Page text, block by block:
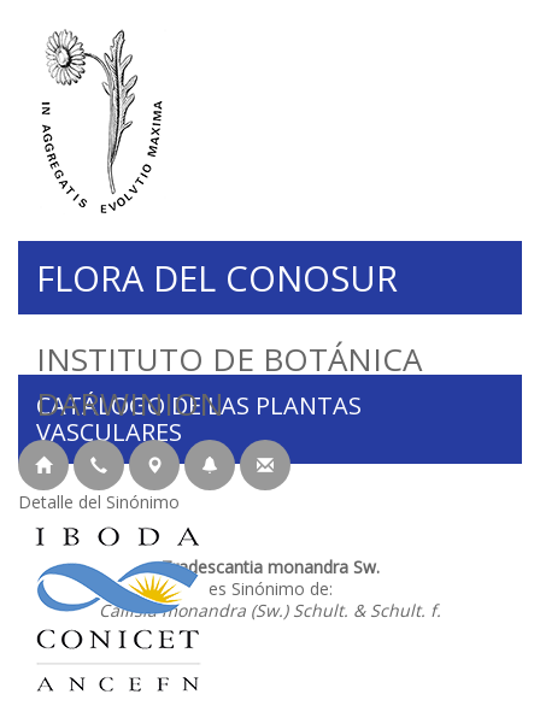
INSTITUTO DE BOTÁNICA
DARWINION
FLORA DEL CONOSUR
CATÁLOGO DE LAS PLANTAS
VASCULARES
Detalle del Sinónimo
Tradescantia monandra Sw.
es Sinónimo de:
Callisia monandra (Sw.) Schult. & Schult. f.